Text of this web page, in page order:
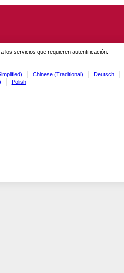
los servicios que requieren autentificación.
Chinese (Traditional) Deutsch
Polish